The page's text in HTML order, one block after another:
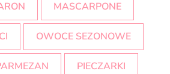
MASCARPONE
OWOCE SEZONOWE
PIECZARKI